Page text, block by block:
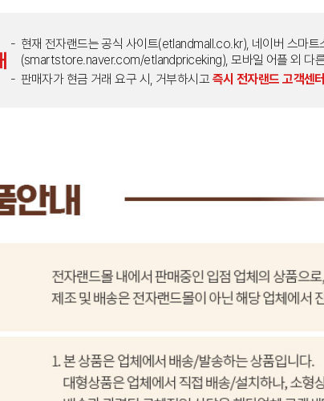
현재 전자랜드는 공식 사이트(etlandmall.co.kr), 네이버 스마트
(smartstore.naver.com/etlandpriceking), 모바일 어플 외 다
판매자가 현금 거래 요구 시, 거부하시고 즉시 전자랜드 고객센